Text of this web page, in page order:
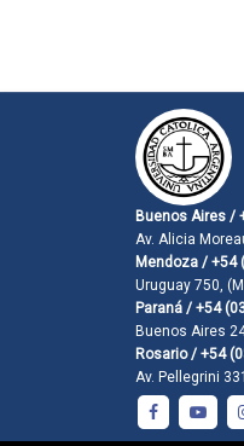
Buenos Aires /
Av. Alicia
Mendoza / +54
Uruguay 750,
Paraná / +54
Buenos Aires
Rosario / +54
Av. Pellegrini